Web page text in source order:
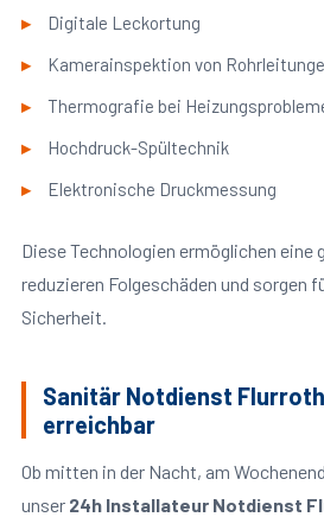
Digitale Leckortung
Kamerainspektion von
Thermografie bei
Hochdruck-Spültechnik
Elektronische Druckmessung
Diese Technologien ermöglichen eine
reduzieren Folgeschäden und sorgen
Sicherheit.
Sanitär Notdienst
erreichbar
Ob mitten in der Nacht, am
unser 24h Installateur Notdienst